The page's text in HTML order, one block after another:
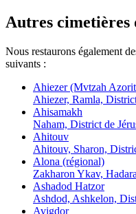
Autres cimetières
Nous restaurons également
suivants :
Ahiezer (Mvtzah
Ahiezer, Ramla,
Ahisamakh
Naham, District de
Ahitouv
Ahitouv, Sharon,
Alona (régional)
Zakharon Ykav,
Ashadod Hatzor
Ashdod, Ashkelon,
Avigdor